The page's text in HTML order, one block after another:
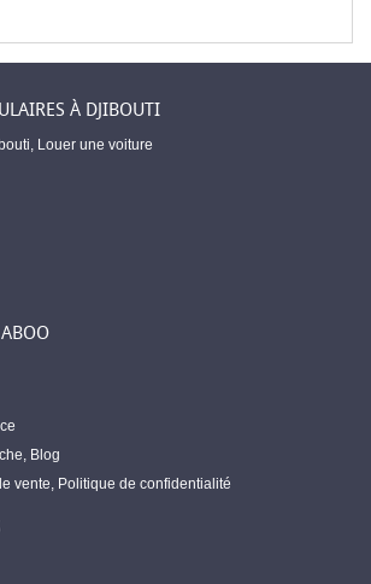
À DJIBOUTI
, Louer une voiture
, Blog
vente, Politique de confidentialité